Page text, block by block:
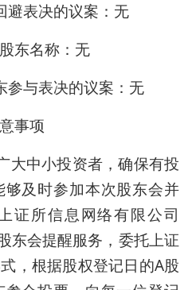
避表决的议案：无
东名称：无
参与表决的议案：无
事项
大中小投资者，确保有投
及时参加本次股东会并
证所信息网络有限公司
东会提醒服务，委托上证
，根据股权登记日的A股